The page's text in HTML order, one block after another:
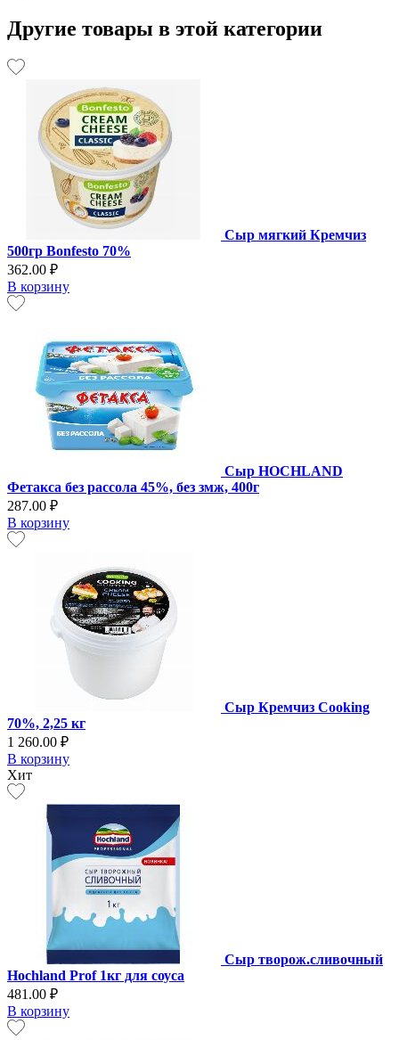
Другие товары в этой категории
Сыр мягкий Кремчиз
500гр Bonfesto 70%
362.00 ₽
В корзину
Сыр HOCHLAND
Фетакса без рассола 45%, без змж, 400г
287.00 ₽
В корзину
Сыр Кремчиз Cooking
70%, 2,25 кг
1 260.00 ₽
В корзину
Хит
Сыр творож.сливочный
Hochland Prof 1кг для соуса
481.00 ₽
В корзину